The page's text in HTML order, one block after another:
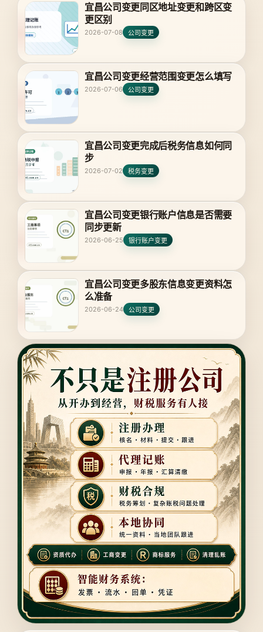
宜昌公司变更同区地址变更和跨区变
更区别
2026-07-08 公司变更
宜昌公司变更经营范围变更怎么填写
2026-07-06 公司变更
宜昌公司变更完成后税务信息如何同
步
2026-07-02 税务变更
宜昌公司变更银行账户信息是否需要
同步更新
2026-06-25 银行账户变更
宜昌公司变更多股东信息变更资料怎
么准备
2026-06-24 公司变更